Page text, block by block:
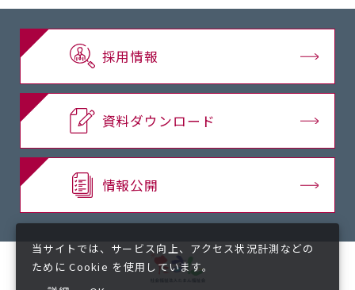
ナ
ビ
ゲ
ー
シ
ョ
ン
採用情報
資料ダウンロード
情報公開
当サイトでは、サービス向上、アクセス状況計測などの
ために Cookie を使用しています。